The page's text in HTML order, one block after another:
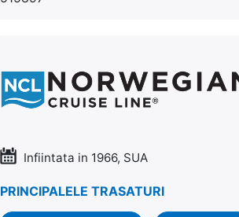
Infiintata in 1966, SUA
PRINCIPALELE TRASATURI